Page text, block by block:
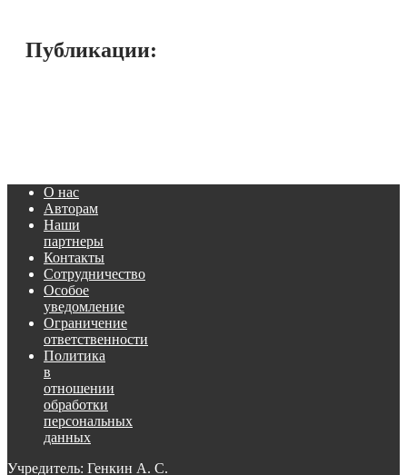
Публикации:
О нас
Авторам
Наши
партнеры
Контакты
Сотрудничество
Особое
уведомление
Ограничение
ответственности
Политика
в
отношении
обработки
персональных
данных
Учредитель: Генкин А. С.